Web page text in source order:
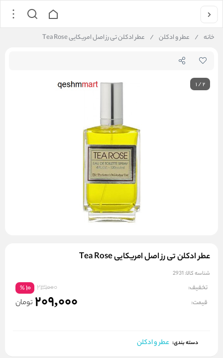
خانه / عطر و ادکلن / عطر ادکلن تی رز اصل امریکایی Tea Rose
1/2
عطر ادکلن تی رز اصل امریکایی Tea Rose
شناسه کالا: 2931
تخفیف: 231000
10
%
قیمت: 209,000 تومان
دسته بندی: عطر و ادکلن